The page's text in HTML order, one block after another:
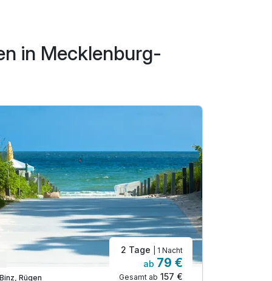
in Mecklenburg-
Binz, Rügen
2 Tage | 1 Nacht
ab 79 €
Gesamt ab 157 €